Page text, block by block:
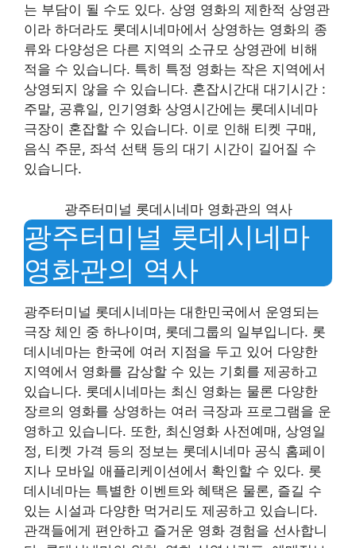
는 부담이 될 수도 있다. 상영 영화의 제한적 상영관
이라 하더라도 롯데시네마에서 상영하는 영화의 종
류와 다양성은 다른 지역의 소규모 상영관에 비해
적을 수 있습니다. 특히 특정 영화는 작은 지역에서
상영되지 않을 수 있습니다. 혼잡시간대 대기시간 :
주말, 공휴일, 인기영화 상영시간에는 롯데시네마
극장이 혼잡할 수 있습니다. 이로 인해 티켓 구매,
음식 주문, 좌석 선택 등의 대기 시간이 길어질 수
있습니다.
광주터미널 롯데시네마 영화관의 역사
광주터미널 롯데시네마
영화관의 역사
광주터미널 롯데시네마는 대한민국에서 운영되는
극장 체인 중 하나이며, 롯데그룹의 일부입니다. 롯
데시네마는 한국에 여러 지점을 두고 있어 다양한
지역에서 영화를 감상할 수 있는 기회를 제공하고
있습니다. 롯데시네마는 최신 영화는 물론 다양한
장르의 영화를 상영하는 여러 극장과 프로그램을 운
영하고 있습니다. 또한, 최신영화 사전예매, 상영일
정, 티켓 가격 등의 정보는 롯데시네마 공식 홈페이
지나 모바일 애플리케이션에서 확인할 수 있다. 롯
데시네마는 특별한 이벤트와 혜택은 물론, 즐길 수
있는 시설과 다양한 먹거리도 제공하고 있습니다.
관객들에게 편안하고 즐거운 영화 경험을 선사합니